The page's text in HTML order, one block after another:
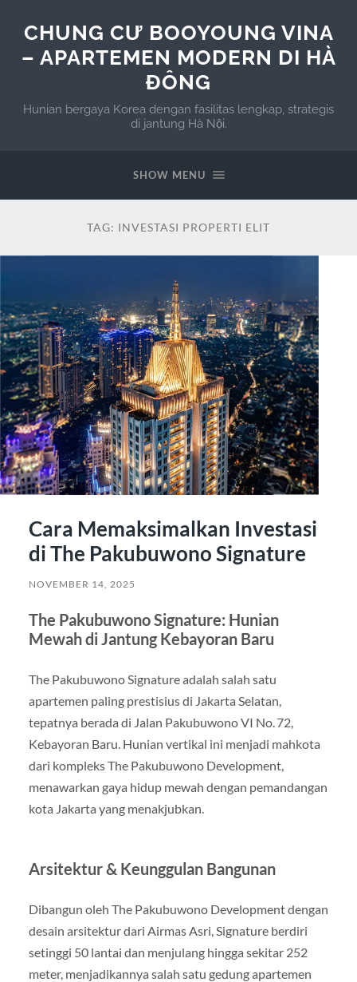
CHUNG CƯ BOOYOUNG VINA
– APARTEMEN MODERN DI HÀ
ĐÔNG
Hunian bergaya Korea dengan fasilitas lengkap, strategis
di jantung Hà Nội.
SHOW MENU
TAG: INVESTASI PROPERTI ELIT
Cara Memaksimalkan Investasi
di The Pakubuwono Signature
NOVEMBER 14, 2025
The Pakubuwono Signature: Hunian
Mewah di Jantung Kebayoran Baru
The Pakubuwono Signature adalah salah satu
apartemen paling prestisius di Jakarta Selatan,
tepatnya berada di Jalan Pakubuwono VI No. 72,
Kebayoran Baru. Hunian vertikal ini menjadi mahkota
dari kompleks The Pakubuwono Development,
menawarkan gaya hidup mewah dengan pemandangan
kota Jakarta yang menakjubkan.
Arsitektur & Keunggulan Bangunan
Dibangun oleh The Pakubuwono Development dengan
desain arsitektur dari Airmas Asri, Signature berdiri
setinggi 50 lantai dan menjulang hingga sekitar 252
meter, menjadikannya salah satu gedung apartemen